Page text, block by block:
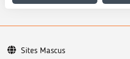
Sites Mascus